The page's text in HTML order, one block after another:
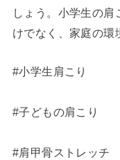
しょう。小学生の
けでなく、家庭の環
#小学生肩こり
#子どもの肩こり
#肩甲骨ストレッチ